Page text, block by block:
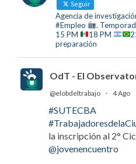
Seguir
Agencia de
#Empleo
.
15 PM
18 PM
preparación
OdT - El
@elobdeltrabajo · 4 Ago
#SUTECBA
la inscripción al 2°
@jovenencuentro